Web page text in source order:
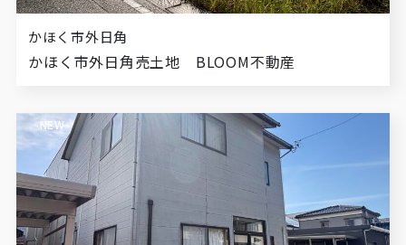
かほく市外日角
かほく市外日角売土地 BLOOM不動産
NEW